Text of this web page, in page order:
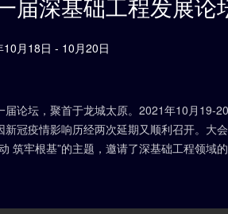
届深基础工程发展论
10月18日 - 10月20日
论坛，聚首于龙城太原。2021年10月19-20
新冠疫情影响历经两次延期又顺利召开。大
筑牢根基”的主题，邀请了深基础工程领域
集出版。大会的圆满召开，展现了深基础工